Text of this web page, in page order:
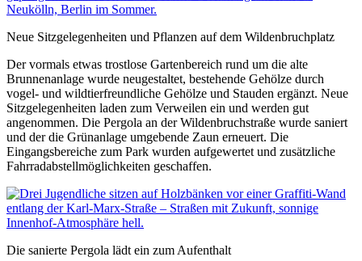
Neue Sitzgelegenheiten und Pflanzen auf dem Wildenbruchplatz
Der vormals etwas trostlose Gartenbereich rund um die alte
Brunnenanlage wurde neugestaltet, bestehende Gehölze durch
vogel- und wildtierfreundliche Gehölze und Stauden ergänzt. Neue
Sitzgelegenheiten laden zum Verweilen ein und werden gut
angenommen. Die Pergola an der Wildenbruchstraße wurde saniert
und der die Grünanlage umgebende Zaun erneuert. Die
Eingangsbereiche zum Park wurden aufgewertet und zusätzliche
Fahrradabstellmöglichkeiten geschaffen.
Die sanierte Pergola lädt ein zum Aufenthalt